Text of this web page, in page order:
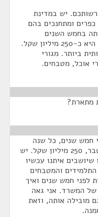
יש במדינת
ישראל תחת המינהל ההתיישבותי 46 כפרים ומתחנכים בהם
בחמש השנים
האחרונות בשיפוץ הפיזי של הכפרים היא כ-250 מיליון שקל.
ביותר. מגורי
אוכל, מטבחים.
מתארת?
חמש שנים, כל שנה
מיליונים רבים. אני אומרת לך, במצטבר, 250 מיליון שקל. יש
איתנו עכשיו
התלמידים והמטבחים
לפני חמש שנים ואיך
המשרד. אני גאה
מובילה אותה, וזאת